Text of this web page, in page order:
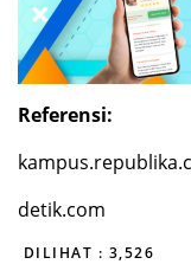
Referensi:
detik.com
DILIHAT : 3,526